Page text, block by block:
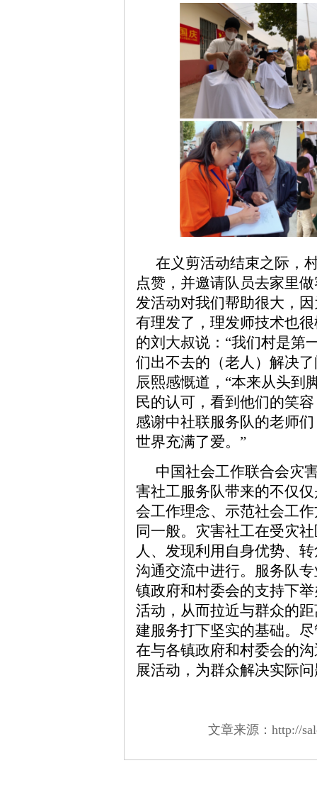
在义剪活动结束之际，
点赞，并邀请队员去家里
发活动对我们帮助很大，
有理发了，理发师技术也
的刘大叔说：“我们村是第
们出不去的（老人）解决
辰熙感慨道，“本来从头到
民的认可，看到他们的笑
感谢中社联服务队的老师
世界充满了爱。”
中国社会工作联合会灾
害社工服务队带来的不仅
会工作理念、示范社会工
同一般。灾害社工在受灾
人、发现利用自身优势、
沟通交流中进行。服务队
镇政府和村委会的支持下
活动，从而拉近与群众的
建服务打下坚实的基础。
在与各镇政府和村委会的
展活动，为群众解决实际
文章来源：http://